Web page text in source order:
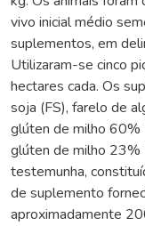
vivo inicial médio
suplementos, em
Utilizaram-se cinco
hectares cada. Os
soja (FS), farelo de
glúten de milho 60%
glúten de milho 23%
testemunha,
de suplemento
aproximadamente